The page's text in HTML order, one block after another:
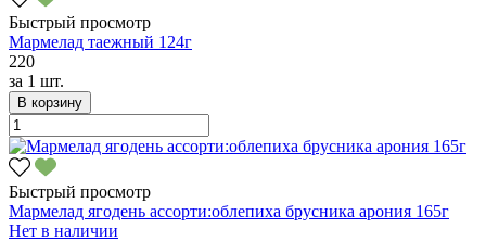
Быстрый просмотр
Мармелад таежный 124г
220
за 1 шт.
В корзину
Быстрый просмотр
Мармелад ягодень ассорти:облепиха брусника арония 165г
Нет в наличии